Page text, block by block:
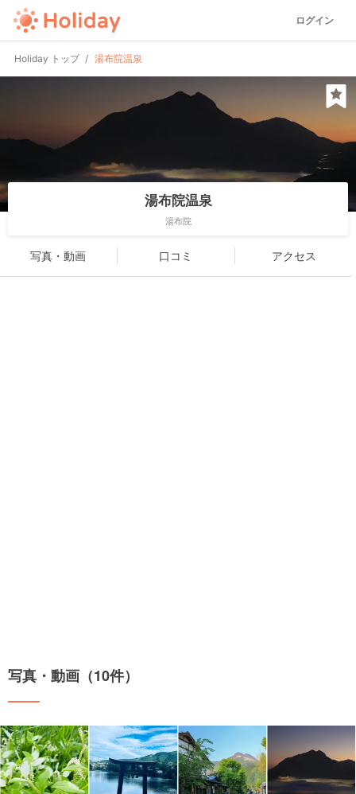
ログイン
Holiday トップ 湯布院温泉
湯布院温泉
湯布院
写真・動画 口コミ アクセス
写真・動画（10件）